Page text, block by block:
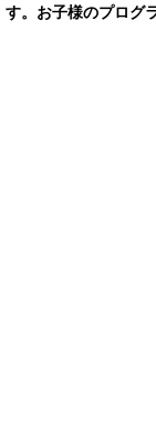
す。お子様のプログ